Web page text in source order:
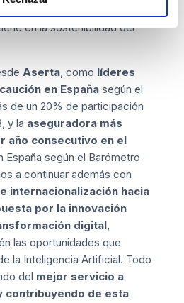
en la sostenibilidad del
Aserta, como líderes
en Españasegún el
de un 20% de participación
y la aseguradora más
año consecutivo en el
España según el Barómetro
a continuar además con
internacionalización hacia
por la innovación
digital,
las oportunidades que
la Inteligencia Artificial. Todo
del mejor servicio a
contribuyendo de esta